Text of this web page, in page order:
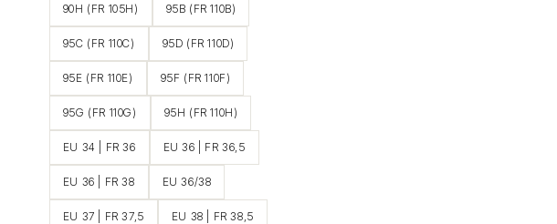
90H (FR 105H) 95B (FR 110B)
95C (FR 110C) 95D (FR 110D)
95E (FR 110E) 95F (FR 110F)
95G (FR 110G) 95H (FR 110H)
EU 34 | FR 36 EU 36 | FR 36,5
EU 36 | FR 38 EU 36/38
EU 37 | FR 37,5 EU 38 | FR 38,5